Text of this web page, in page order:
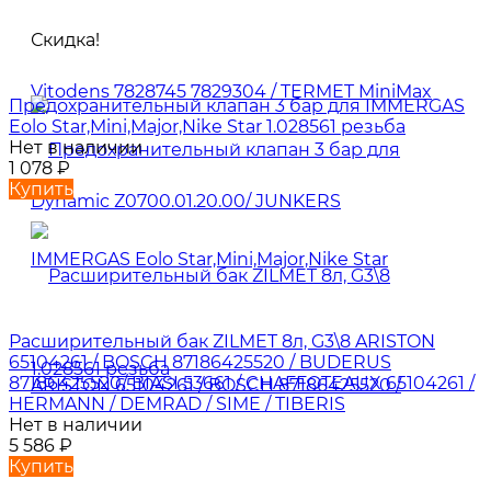
Скидка!
Предохранительный клапан 3 бар для IMMERGAS
Eolo Star,Mini,Major,Nike Star 1.028561 резьба
Нет в наличии
1 078 ₽
Купить
Расширительный бак ZILMET 8л, G3\8 ARISTON
65104261 / BOSCH 87186425520 / BUDERUS
87186425520/ BIASI 53661 / CHAFFOTEAUX 65104261 /
HERMANN / DEMRAD / SIME / TIBERIS
Нет в наличии
5 586 ₽
Купить